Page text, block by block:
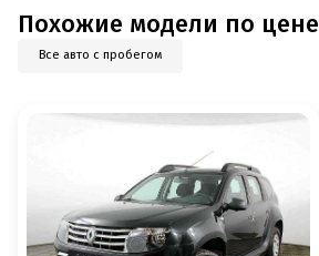
Похожие модели по цене
Все авто с пробегом